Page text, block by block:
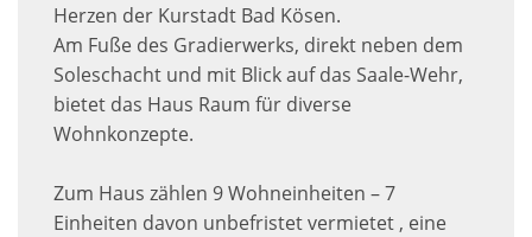
Herzen der Kurstadt Bad Kösen.
Am Fuße des Gradierwerks, direkt neben dem
Soleschacht und mit Blick auf das Saale-Wehr,
bietet das Haus Raum für diverse
Wohnkonzepte.
Zum Haus zählen 9 Wohneinheiten – 7
Einheiten davon unbefristet vermietet , eine